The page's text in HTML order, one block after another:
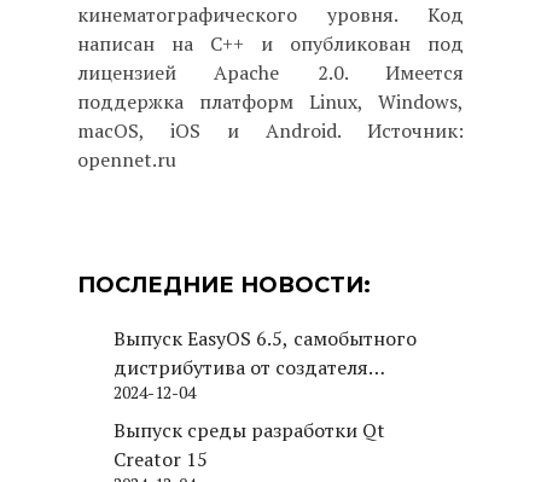
кинематографического уровня. Код
написан на С++ и опубликован под
лицензией Apache 2.0. Имеется
поддержка платформ Linux, Windows,
macOS, iOS и Android. Источник:
opennet.ru
ПОСЛЕДНИЕ НОВОСТИ:
Выпуск EasyOS 6.5, самобытного
дистрибутива от создателя
Puppy Linux
2024-12-04
Выпуск среды разработки Qt
Creator 15